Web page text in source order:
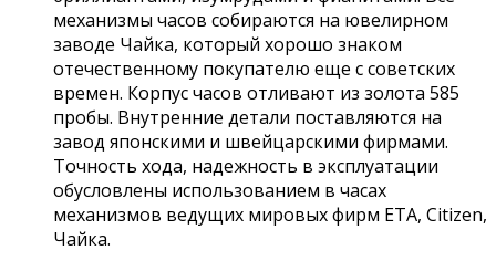
механизмы часов собираются на ювелирном
заводе Чайка, который хорошо знаком
отечественному покупателю еще с советских
времен. Корпус часов отливают из золота 585
пробы. Внутренние детали поставляются на
завод японскими и швейцарскими фирмами.
Точность хода, надежность в эксплуатации
обусловлены использованием в часах
механизмов ведущих мировых фирм ETA, Citizen,
Чайка.